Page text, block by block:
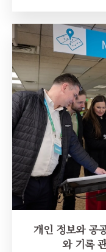
개인 정보와 공
와 기록